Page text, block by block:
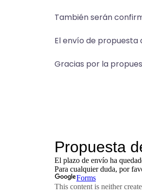
También serán
El envío de
Gracias por la